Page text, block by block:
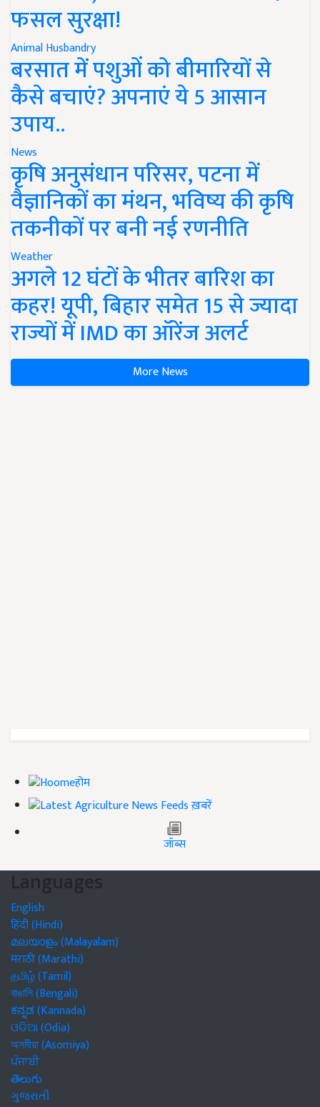
फसल सुरक्षा!
Animal Husbandry
बरसात में पशुओं को बीमारियों से
कैसे बचाएं? अपनाएं ये 5 आसान
उपाय..
News
कृषि अनुसंधान परिसर, पटना में
वैज्ञानिकों का मंथन, भविष्य की कृषि
तकनीकों पर बनी नई रणनीति
Weather
अगले 12 घंटों के भीतर बारिश का
कहर! यूपी, बिहार समेत 15 से ज्यादा
राज्यों में IMD का ऑरेंज अलर्ट
More News
होम
ख़बरें
जॉब्स
Languages
English
हिंदी (Hindi)
മലയാളം (Malayalam)
मराठी (Marathi)
தமிழ் (Tamil)
বাঙালি (Bengali)
ಕನ್ನಡ (Kannada)
ଓଡିଆ (Odia)
অসমীয়া (Asomiya)
ਪੰਜਾਬੀ
తెలుగు
ગુજરાતી